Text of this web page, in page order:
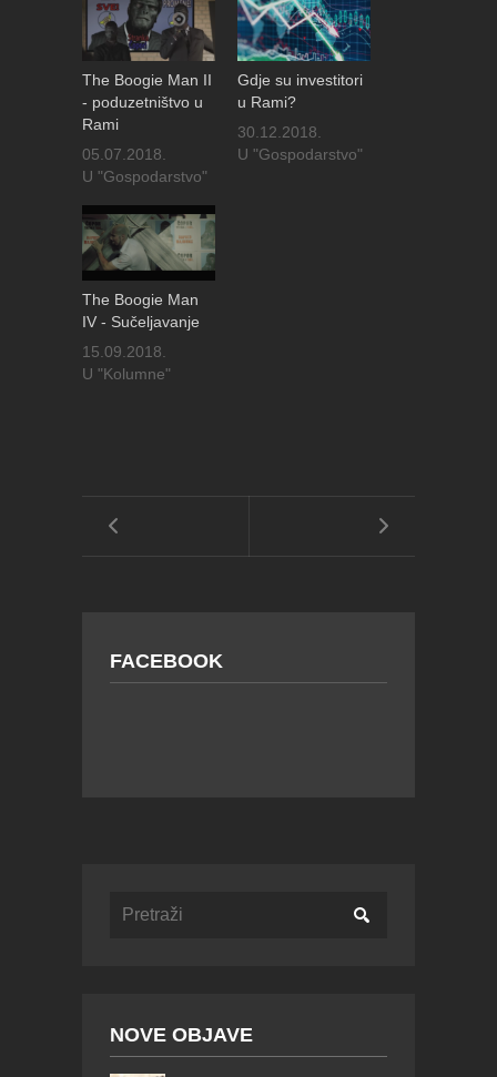
The Boogie Man II
- poduzetništvo u
Rami
05.07.2018.
U "Gospodarstvo"
Gdje su investitori
u Rami?
30.12.2018.
U "Gospodarstvo"
The Boogie Man
IV - Sučeljavanje
15.09.2018.
U "Kolumne"
FACEBOOK
NOVE OBJAVE